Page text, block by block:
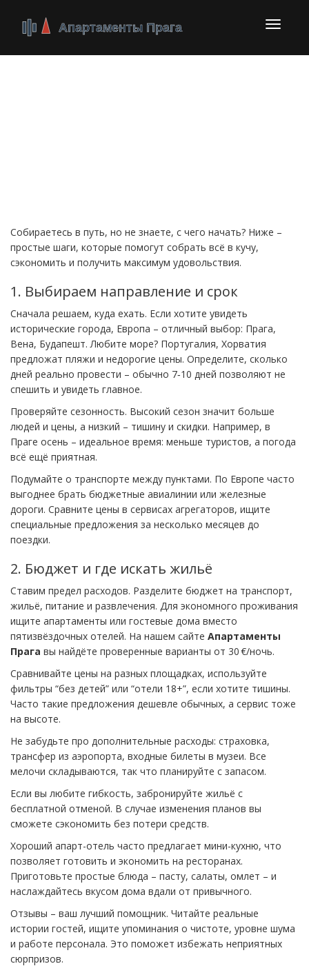
Собираетесь в путь, но не знаете, с чего начать? Ниже –
простые шаги, которые помогут собрать всё в кучу,
сэкономить и получить максимум удовольствия.
1. Выбираем направление и срок
Сначала решаем, куда ехать. Если хотите увидеть
исторические города, Европа – отличный выбор: Прага,
Вена, Будапешт. Любите море? Португалия, Хорватия
предложат пляжи и недорогие цены. Определите, сколько
дней реально провести – обычно 7‑10 дней позволяют не
спешить и увидеть главное.
Проверяйте сезонность. Высокий сезон значит больше
людей и цены, а низкий – тишину и скидки. Например, в
Праге осень – идеальное время: меньше туристов, а погода
всё ещё приятная.
Подумайте о транспорте между пунктами. По Европе часто
выгоднее брать бюджетные авиалинии или железные
дороги. Сравните цены в сервисах агрегаторов, ищите
специальные предложения за несколько месяцев до
поездки.
2. Бюджет и где искать жильё
Ставим предел расходов. Разделите бюджет на транспорт,
жильё, питание и развлечения. Для экономного проживания
ищите апартаменты или гостевые дома вместо
пятизвёздочных отелей. На нашем сайте Апартаменты
Прага вы найдёте проверенные варианты от 30 €/ночь.
Сравнивайте цены на разных площадках, используйте
фильтры “без детей” или “отели 18+”, если хотите тишины.
Часто такие предложения дешевле обычных, а сервис тоже
на высоте.
Не забудьте про дополнительные расходы: страховка,
трансфер из аэропорта, входные билеты в музеи. Все
мелочи складываются, так что планируйте с запасом.
Если вы любите гибкость, забронируйте жильё с
бесплатной отменой. В случае изменения планов вы
сможете сэкономить без потери средств.
Хороший апарт-отель часто предлагает мини-кухню, что
позволяет готовить и экономить на ресторанах.
Приготовьте простые блюда – пасту, салаты, омлет – и
наслаждайтесь вкусом дома вдали от привычного.
Отзывы – ваш лучший помощник. Читайте реальные
истории гостей, ищите упоминания о чистоте, уровне шума
и работе персонала. Это поможет избежать неприятных
сюрпризов.